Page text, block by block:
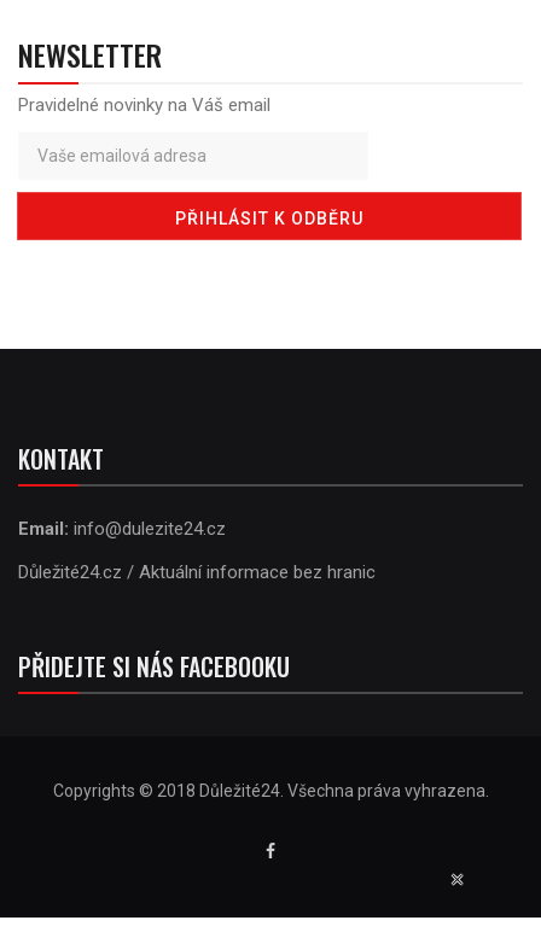
NEWSLETTER
Pravidelné novinky na Váš email
KONTAKT
Email: info@dulezite24.cz
Důležité24.cz / Aktuální informace bez hranic
PŘIDEJTE SI NÁS FACEBOOKU
Copyrights © 2018 Důležité24. Všechna práva vyhrazena.